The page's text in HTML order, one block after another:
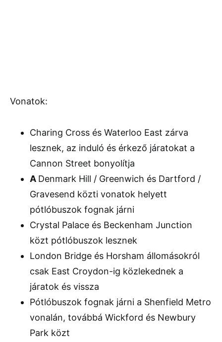
Vonatok:
Charing Cross és Waterloo East zárva
lesznek, az induló és érkező járatokat a
Cannon Street bonyolítja
A Denmark Hill / Greenwich és Dartford /
Gravesend közti vonatok helyett
pótlóbuszok fognak járni
Crystal Palace és Beckenham Junction
közt pótlóbuszok lesznek
London Bridge és Horsham állomásokról
csak East Croydon-ig közlekednek a
járatok és vissza
Pótlóbuszok fognak járni a Shenfield Metro
vonalán, továbbá Wickford és Newbury
Park közt